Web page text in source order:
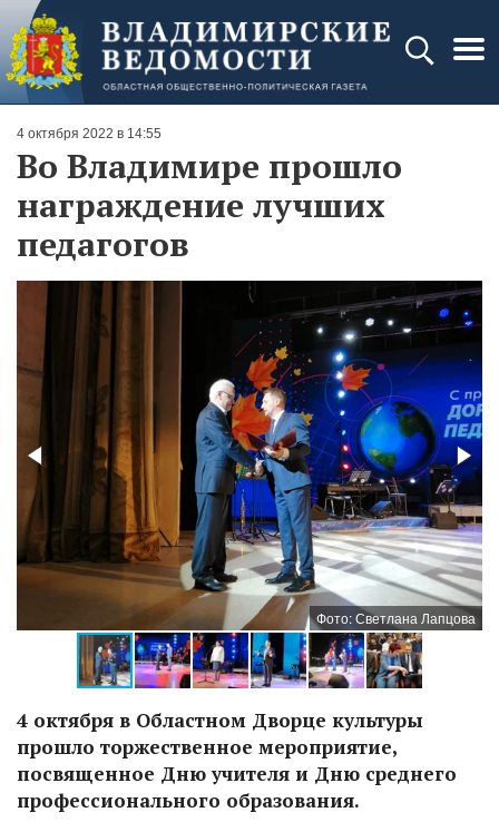
4 октября 2022 в 14:55
Во Владимире прошло
награждение лучших
педагогов
Фото: Светлана Лапцова
4 октября в Областном Дворце культуры
прошло торжественное мероприятие,
посвященное Дню учителя и Дню среднего
профессионального образования.